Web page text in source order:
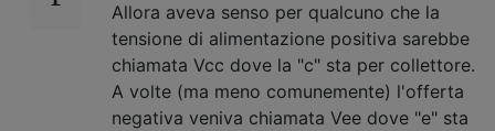
Allora aveva senso per qualcuno che la
tensione di alimentazione positiva sarebbe
chiamata Vcc dove la "c" sta per collettore.
A volte (ma meno comunemente) l'offerta
negativa veniva chiamata Vee dove "e" sta